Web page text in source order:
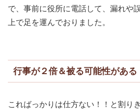
で、事前に役所に電話して、漏れや
上で足を運んでおりました。
行事が２倍＆被る可能性がある
こればっかりは仕方ない！！と割り